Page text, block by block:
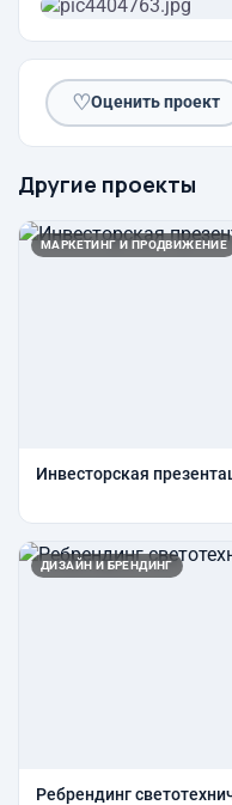
♡Оценить проект
Другие проекты
МАРКЕТИНГ И ПРОДВИЖЕНИЕ
Инвесторская
ДИЗАЙН И БРЕНДИНГ
Ребрендинг